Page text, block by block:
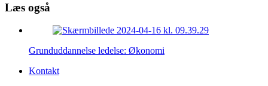
Læs også
Grunduddannelse ledelse: Økonomi
Kontakt